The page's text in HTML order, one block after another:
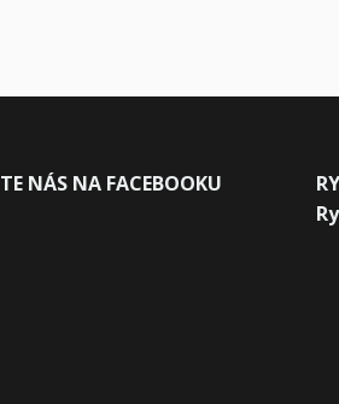
TE NÁS NA FACEBOOKU